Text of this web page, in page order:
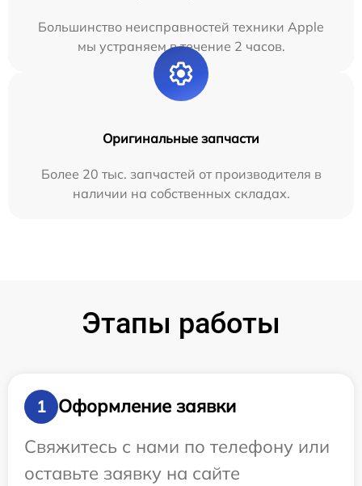
Большинство неисправностей техники Apple
мы устраняем в течение 2 часов.
Оригинальные запчасти
Более 20 тыс. запчастей от производителя в
наличии на собственных складах.
Этапы работы
1
Оформление заявки
Свяжитесь с нами по телефону или
оставьте заявку на сайте